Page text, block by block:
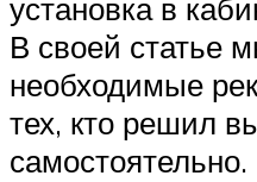
установка в
В своей статье
необходимые
тех, кто решил
самостоятельно.